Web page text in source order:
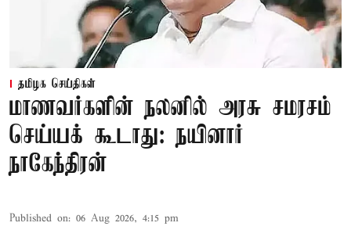
தமிழக செய்திகள்
மாணவர்களின் நலனில் அரசு சமரசம்
செய்யக் கூடாது: நயினார்
நாகேந்திரன்
Published on: 06 Aug 2026, 4:15 pm